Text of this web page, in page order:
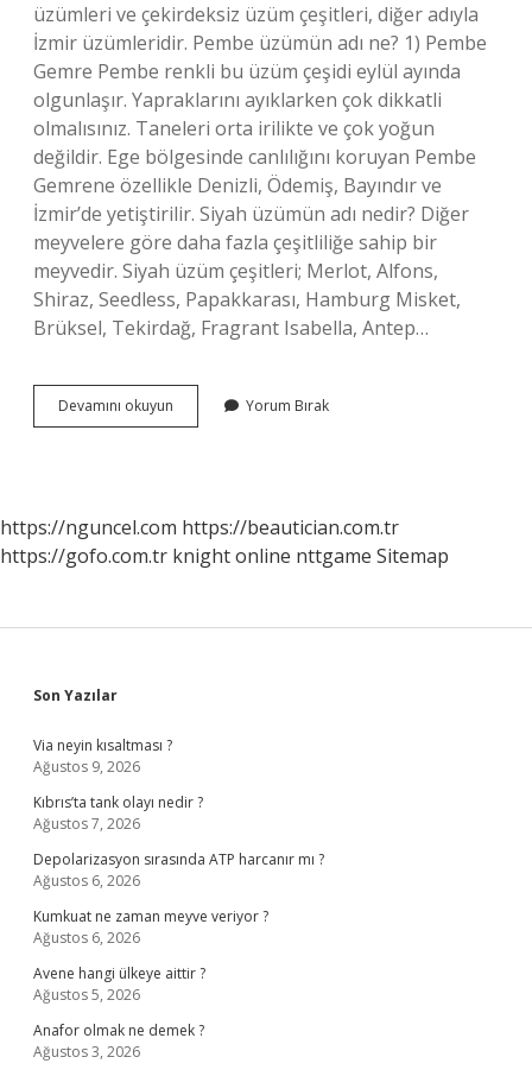
üzümleri ve çekirdeksiz üzüm çeşitleri, diğer adıyla
İzmir üzümleridir. Pembe üzümün adı ne? 1) Pembe
Gemre Pembe renkli bu üzüm çeşidi eylül ayında
olgunlaşır. Yapraklarını ayıklarken çok dikkatli
olmalısınız. Taneleri orta irilikte ve çok yoğun
değildir. Ege bölgesinde canlılığını koruyan Pembe
Gemrene özellikle Denizli, Ödemiş, Bayındır ve
İzmir’de yetiştirilir. Siyah üzümün adı nedir? Diğer
meyvelere göre daha fazla çeşitliliğe sahip bir
meyvedir. Siyah üzüm çeşitleri; Merlot, Alfons,
Shiraz, Seedless, Papakkarası, Hamburg Misket,
Brüksel, Tekirdağ, Fragrant Isabella, Antep…
Devamını okuyun
Çeşit
Yorum Bırak
https://nguncel.com https://beautician.com.tr
https://gofo.com.tr knight online nttgame Sitemap
Sidebar
Son Yazılar
Via neyin kısaltması ?
Ağustos 9, 2026
Kıbrıs’ta tank olayı nedir ?
Ağustos 7, 2026
Depolarizasyon sırasında ATP harcanır mı ?
Ağustos 6, 2026
Kumkuat ne zaman meyve veriyor ?
Ağustos 6, 2026
Avene hangi ülkeye aittir ?
Ağustos 5, 2026
Anafor olmak ne demek ?
Ağustos 3, 2026